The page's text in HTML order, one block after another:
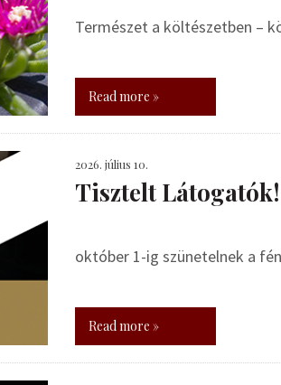
Természet a költészetben –
Read more »
2026. július 10.
Tisztelt Látogatók!
október 1-ig szünetelnek a
Read more »